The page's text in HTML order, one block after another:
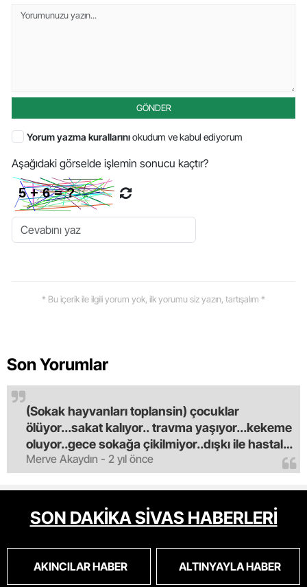
GÖNDER
Yorum yazma kurallarınıokudum ve kabul ediyorum
Aşağıdaki görselde işlemin sonucu kaçtır?
* Bu içerik ile ilgili yorum yok, ilk yorumu siz yazın, tartışalım *
Son Yorumlar
Merve Akaydın - 2 yıl önce
(Sokak hayvanları toplansin) çocuklar
ölüyor...sakat kalıyor.. travma yaşıyor...kekeme
oluyor..gece sokağa çikilmiyor..dışkı ile hastalık
saciyorlar.araba ve taksi olmadan eve
gldemiyoruz.artik bıktık.mama lobisinden para
alan tipler yüzünden bu vahşi hayvanlar
masum algısı yapılıyor.iki gün aç kalsa kendi
cinsini bile öldüren bu kopekler derhal
oldu.korkuyoruz.
SON DAKİKA SİVAS HABERLERİ
AKINCILAR HABER ALTINYAYLA HABER